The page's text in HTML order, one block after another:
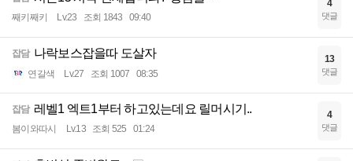
째키째키 Lv.23 조회 1843 09:40
4
댓글
잡담 나락보스잡을따 도살자
연갈색 Lv.27 조회 1007 08:35
13
댓글
잡담 레벨1 엑트1부터 하고있는데요 릴머시기..
봄이와따시 Lv.13 조회 525 01:24
4
댓글